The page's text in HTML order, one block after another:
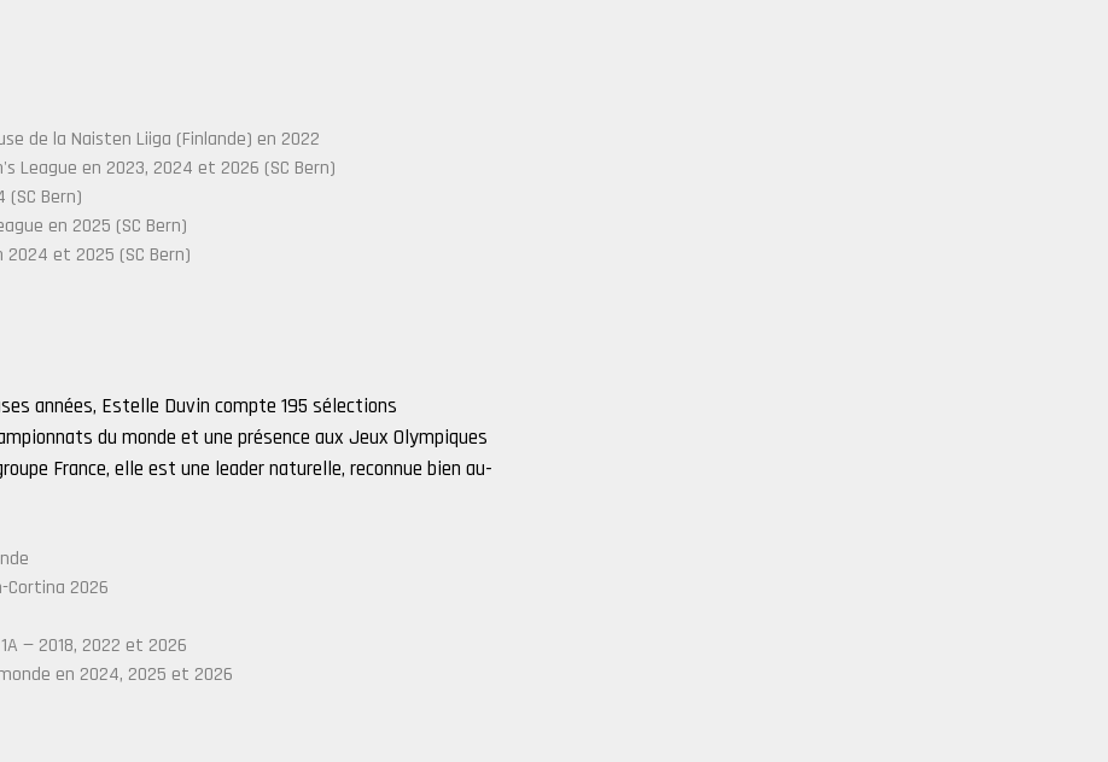
de la Naisten Liiga (Finlande) en 2022
League en 2023, 2024 et 2026 (SC Bern)
(SC Bern)
en 2025 (SC Bern)
2024 et 2025 (SC Bern)
années, Estelle Duvin compte 195 sélections
du monde et une présence aux Jeux Olympiques
France, elle est une leader naturelle, reconnue bien au-
Cortina 2026
— 2018, 2022 et 2026
en 2024, 2025 et 2026